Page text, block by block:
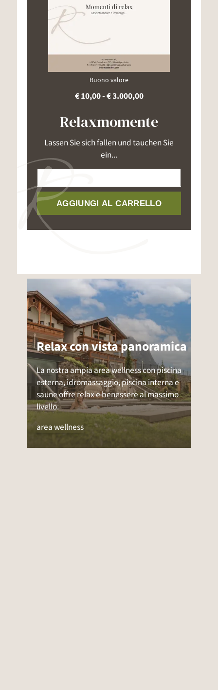
Buono valore
€ 10,00 - € 3.000,00
Relaxmomente
Lassen Sie sich fallen und tauchen Sie
ein...
Relax con vista panoramica
La nostra ampia area wellness con piscina
esterna, idromassaggio, piscina interna e
saune offre relax e benessere al massimo
livello.
area wellness